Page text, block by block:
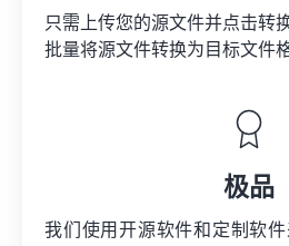
只需上传您的源文件并点击转
批量将源文件转换为目标文件格
极品
我们使用开源软件和定制软